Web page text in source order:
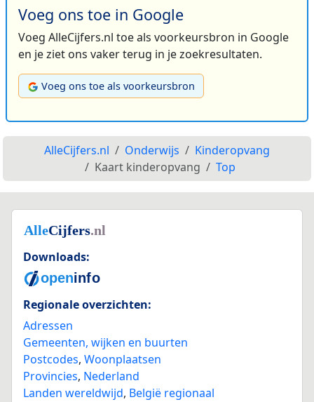
Voeg ons toe in Google
Voeg AlleCijfers.nl toe als voorkeursbron in Google
en je ziet ons vaker terug in je zoekresultaten.
Voeg ons toe als voorkeursbron
AlleCijfers.nl Onderwijs
Kinderopvang
Kaart kinderopvang
Top
Downloads:
Regionale overzichten:
Adressen
Gemeenten, wijken en buurten
Postcodes, Woonplaatsen
Provincies, Nederland
Landen wereldwijd, België regionaal